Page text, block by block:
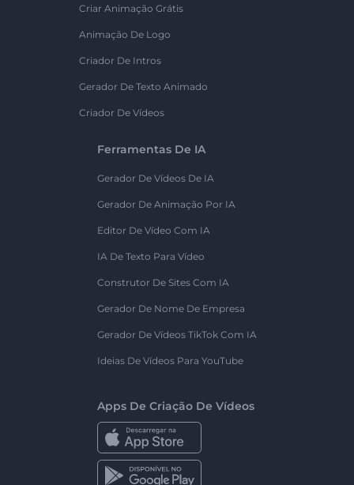
Criar Animação Grátis
Animação De Logo
Criador De Intros
Gerador De Texto Animado
Criador De Vídeos
Ferramentas De IA
Gerador De Vídeos De IA
Gerador De Animação Por IA
Editor De Vídeo Com IA
IA De Texto Para Vídeo
Construtor De Sites Com IA
Gerador De Nome De Empresa
Gerador De Vídeos TikTok Com IA
Ideias De Vídeos Para YouTube
Apps De Criação De Vídeos